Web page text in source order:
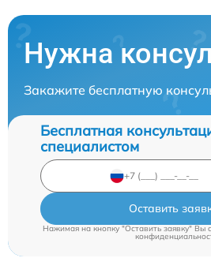
Нужна
Закажите бесплатную
Бесплатная
специалистом
Оставить
Нажимая на кнопку "Оставить заявку" Вы